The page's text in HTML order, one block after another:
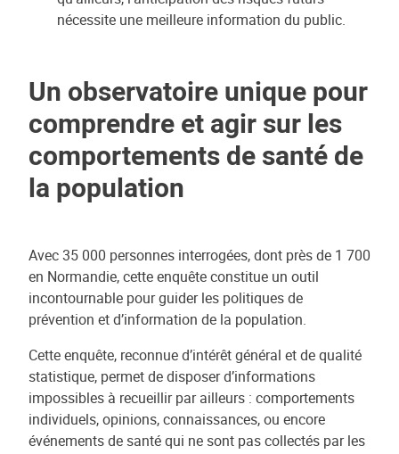
nécessite une meilleure information du public.
Un observatoire unique pour
comprendre et agir sur les
comportements de santé de
la population
Avec 35 000 personnes interrogées, dont près de 1 700
en Normandie, cette enquête constitue un outil
incontournable pour guider les politiques de
prévention et d’information de la population.
Cette enquête, reconnue d’intérêt général et de qualité
statistique, permet de disposer d’informations
impossibles à recueillir par ailleurs : comportements
individuels, opinions, connaissances, ou encore
événements de santé qui ne sont pas collectés par les